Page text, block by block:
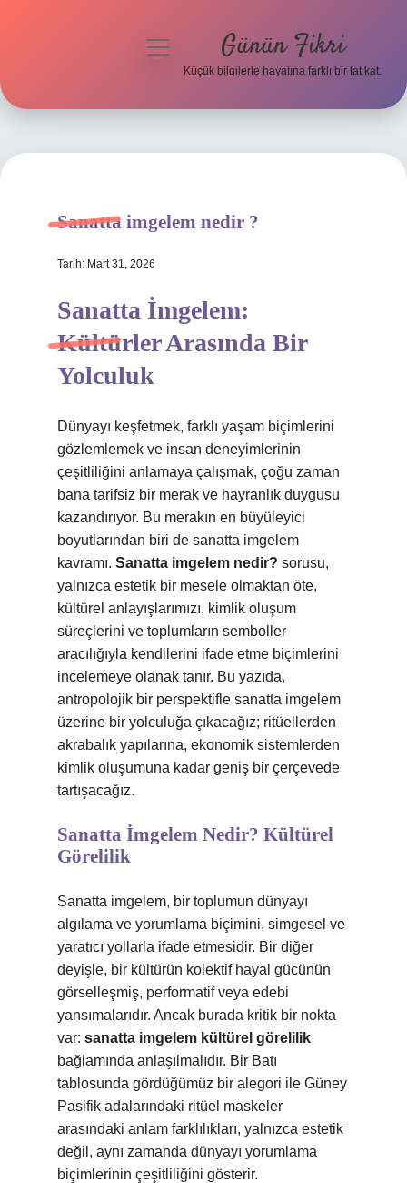
Hakkımızda
menüyü
Günün Fikri
Küçük bilgilerle hayatına farklı bir tat kat.
Sanatta imgelem nedir ?
Tarih: Mart 31, 2026
Sanatta İmgelem:
Kültürler Arasında Bir
Yolculuk
Dünyayı keşfetmek, farklı yaşam biçimlerini
gözlemlemek ve insan deneyimlerinin
çeşitliliğini anlamaya çalışmak, çoğu zaman
bana tarifsiz bir merak ve hayranlık duygusu
kazandırıyor. Bu merakın en büyüleyici
boyutlarından biri de sanatta imgelem
kavramı. Sanatta imgelem nedir? sorusu,
yalnızca estetik bir mesele olmaktan öte,
kültürel anlayışlarımızı, kimlik oluşum
süreçlerini ve toplumların semboller
aracılığıyla kendilerini ifade etme biçimlerini
incelemeye olanak tanır. Bu yazıda,
antropolojik bir perspektifle sanatta imgelem
üzerine bir yolculuğa çıkacağız; ritüellerden
akrabalık yapılarına, ekonomik sistemlerden
kimlik oluşumuna kadar geniş bir çerçevede
tartışacağız.
Sanatta İmgelem Nedir? Kültürel
Görelilik
Sanatta imgelem, bir toplumun dünyayı
algılama ve yorumlama biçimini, simgesel ve
yaratıcı yollarla ifade etmesidir. Bir diğer
deyişle, bir kültürün kolektif hayal gücünün
görselleşmiş, performatif veya edebi
yansımalarıdır. Ancak burada kritik bir nokta
var: sanatta imgelem kültürel görelilik
bağlamında anlaşılmalıdır. Bir Batı
tablosunda gördüğümüz bir alegori ile Güney
Pasifik adalarındaki ritüel maskeler
arasındaki anlam farklılıkları, yalnızca estetik
değil, aynı zamanda dünyayı yorumlama
biçimlerinin çeşitliliğini gösterir.